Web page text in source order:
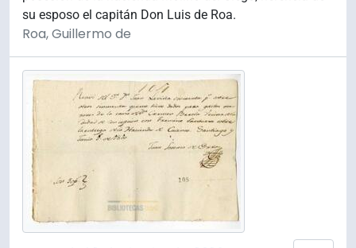
su esposo el capitán Don Luis de Roa.
Roa, Guillermo de